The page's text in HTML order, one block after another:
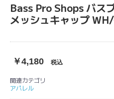
Bass Pro Shops バ
メッシュキャップ
￥4,180 税込
関連カテゴリ
アパレル